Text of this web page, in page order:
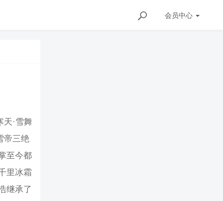
会员中心
天·雪舞
帝三绝
至今都
里冰霜
继承了